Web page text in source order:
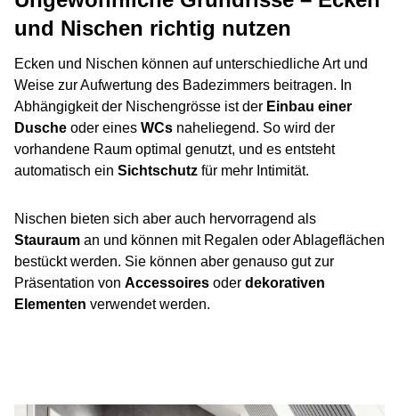
und Nischen richtig nutzen
Ecken und Nischen können auf unterschiedliche Art und
Weise zur Aufwertung des Badezimmers beitragen. In
Abhängigkeit der Nischengrösse ist der Einbau einer
Dusche oder eines WCs naheliegend. So wird der
vorhandene Raum optimal genutzt, und es entsteht
automatisch ein Sichtschutz für mehr Intimität.
Nischen bieten sich aber auch hervorragend als
Stauraum an und können mit Regalen oder Ablageflächen
bestückt werden. Sie können aber genauso gut zur
Präsentation von Accessoires oder dekorativen
Elementen verwendet werden.